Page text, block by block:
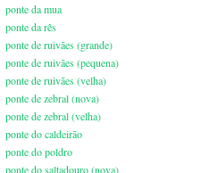
ponte da mua
ponte da rês
ponte de ruivães (grande)
ponte de ruivães (pequena)
ponte de ruivães (velha)
ponte de zebral (nova)
ponte de zebral (velha)
ponte do caldeirão
ponte do poldro
ponte do saltadouro (nova)